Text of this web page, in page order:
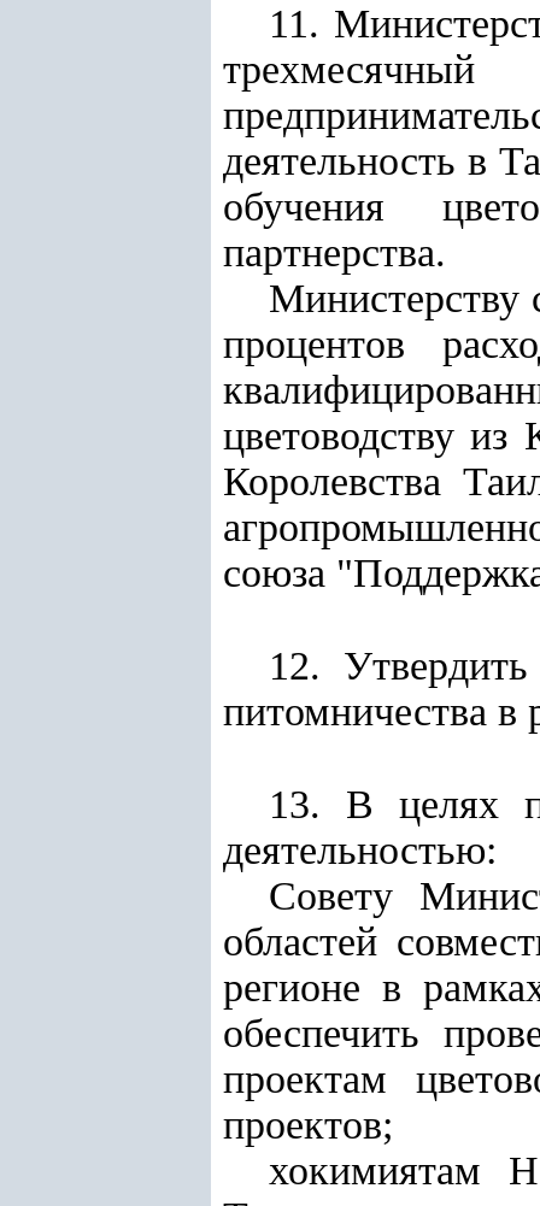
11.
деятельность в
обучения
партнерства.
Министерству
процентов
цветоводству
Королевства
союза
12.
питомничества в
13. В целях
деятельностью:
Совету
областей
регионе в
обеспечить
проектам
проектов;
хокимиятам